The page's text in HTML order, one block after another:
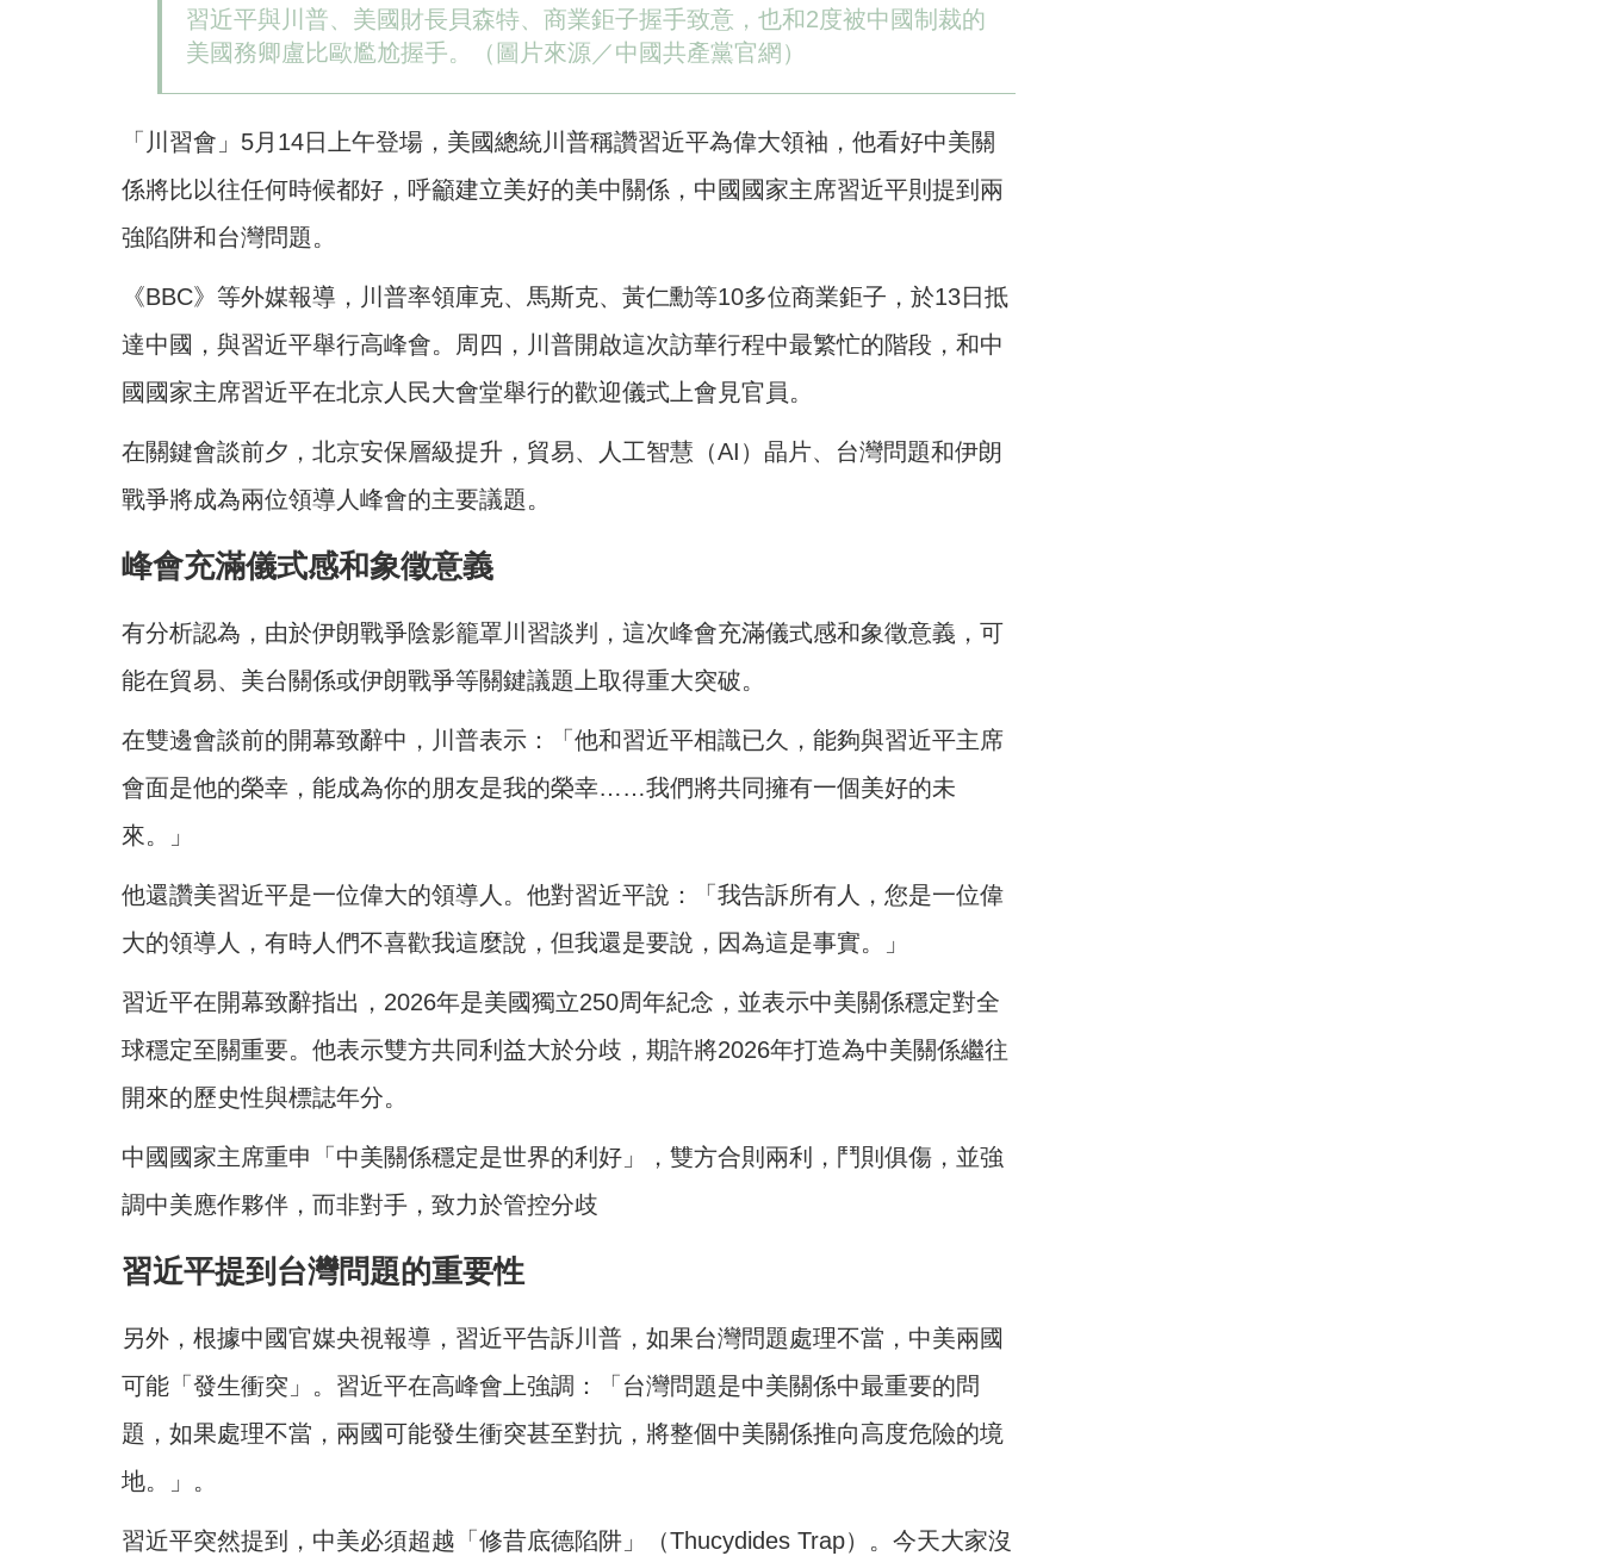
習近平與川普、美國財長貝森特、商業鉅子握手致意，也和2度被中國制裁的
美國務卿盧比歐尷尬握手。（圖片來源／中國共產黨官網）
「川習會」5月14日上午登場，美國總統川普稱讚習近平為偉大領袖，他看好中美關
係將比以往任何時候都好，呼籲建立美好的美中關係，中國國家主席習近平則提到兩
強陷阱和台灣問題。
《BBC》等外媒報導，川普率領庫克、馬斯克、黃仁勳等10多位商業鉅子，於13日抵
達中國，與習近平舉行高峰會。周四，川普開啟這次訪華行程中最繁忙的階段，和中
國國家主席習近平在北京人民大會堂舉行的歡迎儀式上會見官員。
在關鍵會談前夕，北京安保層級提升，貿易、人工智慧（AI）晶片、台灣問題和伊朗
戰爭將成為兩位領導人峰會的主要議題。
峰會充滿儀式感和象徵意義
有分析認為，由於伊朗戰爭陰影籠罩川習談判，這次峰會充滿儀式感和象徵意義，可
能在貿易、美台關係或伊朗戰爭等關鍵議題上取得重大突破。
在雙邊會談前的開幕致辭中，川普表示：「他和習近平相識已久，能夠與習近平主席
會面是他的榮幸，能成為你的朋友是我的榮幸……我們將共同擁有一個美好的未
來。」
他還讚美習近平是一位偉大的領導人。他對習近平說：「我告訴所有人，您是一位偉
大的領導人，有時人們不喜歡我這麼說，但我還是要說，因為這是事實。」
習近平在開幕致辭指出，2026年是美國獨立250周年紀念，並表示中美關係穩定對全
球穩定至關重要。他表示雙方共同利益大於分歧，期許將2026年打造為中美關係繼往
開來的歷史性與標誌年分。
中國國家主席重申「中美關係穩定是世界的利好」，雙方合則兩利，鬥則俱傷，並強
調中美應作夥伴，而非對手，致力於管控分歧
習近平提到台灣問題的重要性
另外，根據中國官媒央視報導，習近平告訴川普，如果台灣問題處理不當，中美兩國
可能「發生衝突」。習近平在高峰會上強調：「台灣問題是中美關係中最重要的問
題，如果處理不當，兩國可能發生衝突甚至對抗，將整個中美關係推向高度危險的境
地。」。
習近平突然提到，中美必須超越「修昔底德陷阱」（Thucydides Trap）。今天大家沒